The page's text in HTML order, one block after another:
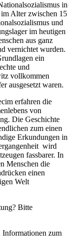
in
Alter zwischen 15
und
im heutigen
aus ganz
vernichtet wurden.
ein
und
vollkommen
ausgesetzt waren.
erfahren die
von
Die Geschichte
zum einen
Erkundungen in
wird
fassbarer. In
Menschen die
einen
Welt
Bitte
Informationen zum